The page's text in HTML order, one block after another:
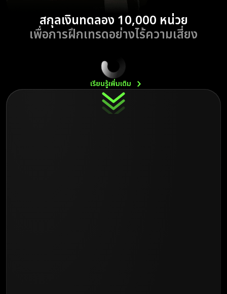
สกุลเงินทดลอง 10,000 หน่วย
เพื่อการฝึกเทรดอย่างไร้ความเสี่ยง
เรียนรู้เพิ่มเติม